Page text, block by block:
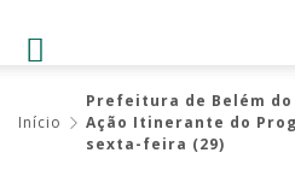
Início
Prefeitura de Belém
Ação Itinerante do
sexta-feira (29)